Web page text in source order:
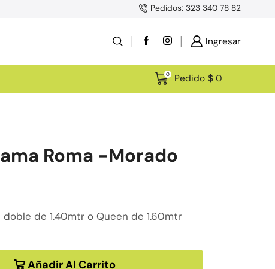
Pedidos: 323 340 78 82
Ingresar
0 Pedido $0
Roma -Morado
de 1.40mtr o Queen de 1.60mtr
Añadir Al Carrito